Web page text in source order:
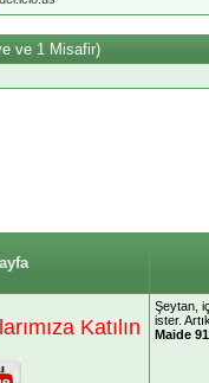
ve 1 Misafir)
Katılın
Şeytan,
ister.
Maide 91